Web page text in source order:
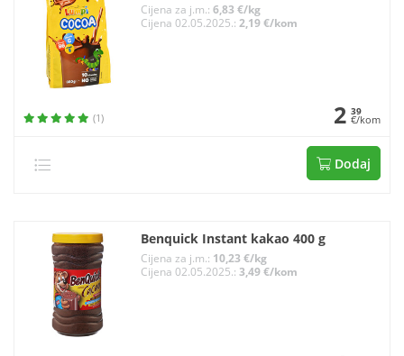
Cijena za j.m.: 6,83 €/kg
Cijena 02.05.2025.: 2,19 €/kom
(1) 2 39
€/kom
Dodaj
Benquick Instant kakao 400 g
Cijena za j.m.: 10,23 €/kg
Cijena 02.05.2025.: 3,49 €/kom